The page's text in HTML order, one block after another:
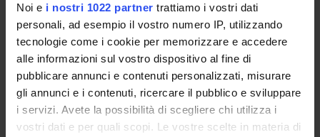
Noi e i nostri 1022 partner trattiamo i vostri dati
personali, ad esempio il vostro numero IP, utilizzando
tecnologie come i cookie per memorizzare e accedere
alle informazioni sul vostro dispositivo al fine di
pubblicare annunci e contenuti personalizzati, misurare
gli annunci e i contenuti, ricercare il pubblico e sviluppare
i servizi. Avete la possibilità di scegliere chi utilizza i
vostri dati e per quali scopi. Le vostre scelte in materia di
RESEARCH AREAS INVOLVED IN THE PROJECT
Filologia germanica
Filologia Germanica